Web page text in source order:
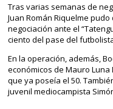
Tras varias semanas de
Juan Román Riquelme
negociación ante el
ciento del pase del
En la operación, además,
económicos de Mauro
que ya poseía el 50.
juvenil mediocampista